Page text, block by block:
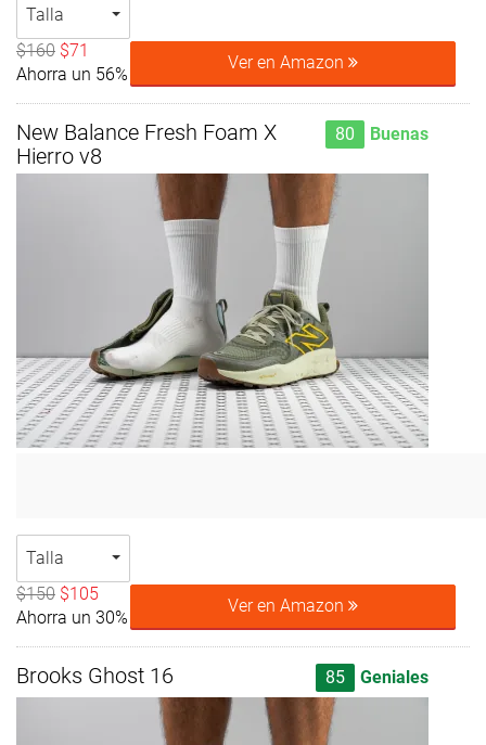
Talla
$160 $71
Ahorra un 56%
Ver en Amazon
New Balance Fresh Foam X
Hierro v8
80 Buenas
Talla
$150 $105
Ahorra un 30%
Ver en Amazon
Brooks Ghost 16 85 Geniales